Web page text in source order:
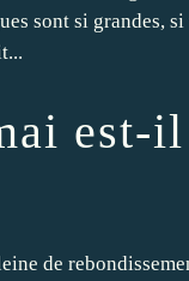
sont si grandes,
est-
de